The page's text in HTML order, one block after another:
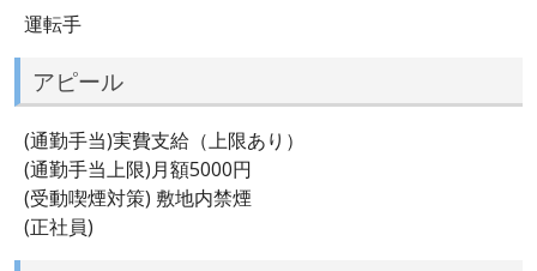
運転手
アピール
(通勤手当)実費支給（上限あり）
(通勤手当上限)月額5000円
(受動喫煙対策) 敷地内禁煙
(正社員)